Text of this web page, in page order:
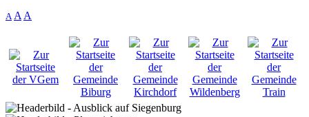
A A A